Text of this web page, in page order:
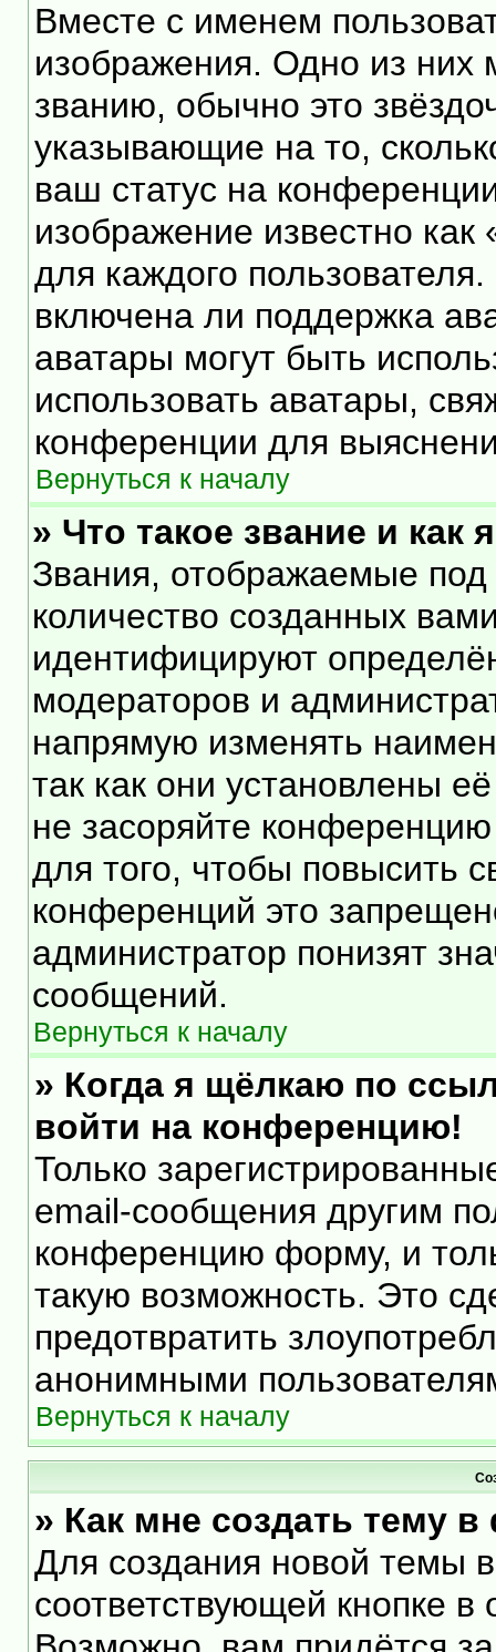
Вместе с именем
изображения. Одно из них
званию, обычно это
указывающие на то,
ваш статус на
изображение известно
для каждого
включена ли поддержка
аватары могут быть
использовать аватары,
конференции для
Вернуться к началу
» Что такое звание и как
Звания, отображаемые
количество созданных
идентифицируют
модераторов и
напрямую изменять
так как они установлены
не засоряйте
для того, чтобы повысить
конференций это
администратор понизят
сообщений.
Вернуться к началу
» Когда я щёлкаю по
войти на конференцию!
Только
email-сообщения другим
конференцию форму, и
такую возможность. Это
предотвратить
анонимными
Вернуться к началу
» Как мне создать тему
Для создания новой темы
соответствующей кнопке